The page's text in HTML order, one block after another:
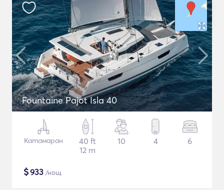
Fountaine Pajot Isla 40
Катамаран
40 ft
12 m
10 4 6
$933 /нощ